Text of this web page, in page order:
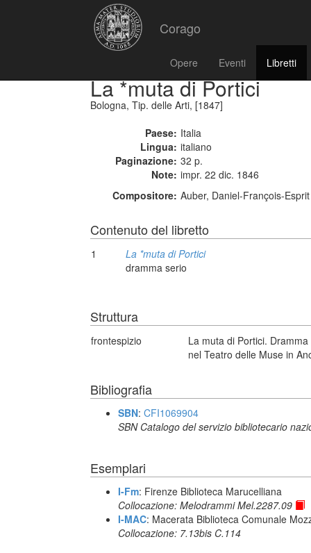
Corago
Opere Eventi Libretti
La *muta di Portici
Bologna, Tip. delle Arti, [1847]
Paese: Italia
Lingua: italiano
Paginazione: 32 p.
Note: impr. 22 dic. 1846
Compositore: Auber, Daniel-François-
Contenuto del libretto
1
La *muta di Portici
dramma serio
Struttura
frontespizio
La muta di Portici.
nel Teatro delle Muse in
Bibliografia
SBN: CFI1069904
SBN Catalogo del servizio bibliotecario
Esemplari
I-Fm: Firenze Biblioteca Marucelliana
Collocazione: Melodrammi Mel.2287.09
I-MAC: Macerata Biblioteca Comunale
Collocazione: 7.13bis C.114